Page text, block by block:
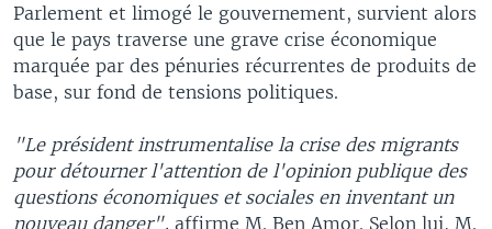
Parlement et limogé le gouvernement, survient alors
que le pays traverse une grave crise économique
marquée par des pénuries récurrentes de produits de
base, sur fond de tensions politiques.
"Le président instrumentalise la crise des migrants
pour détourner l'attention de l'opinion publique des
questions économiques et sociales en inventant un
nouveau danger", affirme M. Ben Amor. Selon lui, M.